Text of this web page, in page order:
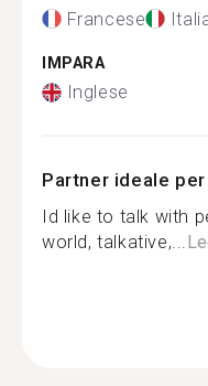
Francese
IMPARA
Inglese
Partner ideale
Id like to talk with
world, talkative,...